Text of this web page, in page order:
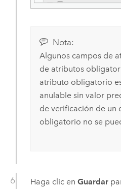
Nota:
Algunos campos de
de atributos
atributo obligatorio
anulable sin valor
de verificación de un
obligatorio no se
Haga clic en Guardar